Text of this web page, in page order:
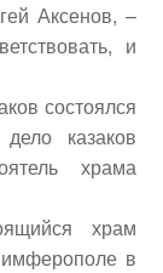
Аксенов, –
, и
состоялся
казаков
храма
храм
в